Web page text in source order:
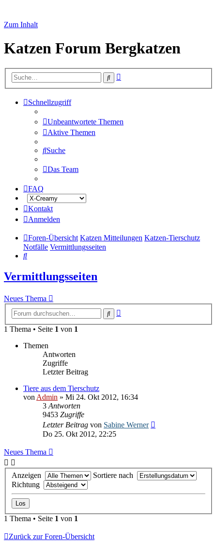
Zum Inhalt
Katzen Forum Bergkatzen
Suche
Schnellzugriff
Unbeantwortete Themen
Aktive Themen
Suche
Das Team
FAQ
Kontakt
Anmelden
Foren-Übersicht Katzen Mitteilungen Katzen-Tierschutz
Notfälle Vermittlungsseiten
Suche
Vermittlungsseiten
Neues Thema
Suche
1 Thema • Seite 1 von 1
Themen
Antworten
Zugriffe
Letzter Beitrag
Tiere aus dem Tierschutz
von Admin » Mi 24. Okt 2012, 16:34
3 Antworten
9453 Zugriffe
Letzter Beitrag von Sabine Werner
Do 25. Okt 2012, 22:25
Neues Thema
Anzeigen
Sortiere nach
Richtung
1 Thema • Seite 1 von 1
Zurück zur Foren-Übersicht